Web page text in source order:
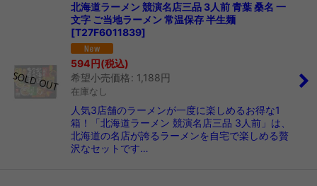
北海道ラーメン 競演名店三品 3人前 青葉 桑名 一
文字 ご当地ラーメン 常温保存 半生麺
[T27F6011839]
594円(税込)
希望小売価格: 1,188円
在庫なし
人気3店舗のラーメンが一度に楽しめるお得な1
箱！「北海道ラーメン 競演名店三品 3人前」は、
北海道の名店が誇るラーメンを自宅で楽しめる贅
沢なセットです…